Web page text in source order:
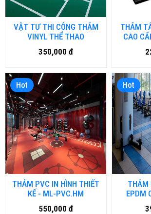
VẬT TƯ THI CÔNG THẢM
VINYL THỂ THAO
350,000 đ
THẢM
CAO
Hot
THẢM PVC IN HÌNH THIẾT
KẾ - ML-PVC.HM
550,000 đ
Hot
THẢM
EPDM